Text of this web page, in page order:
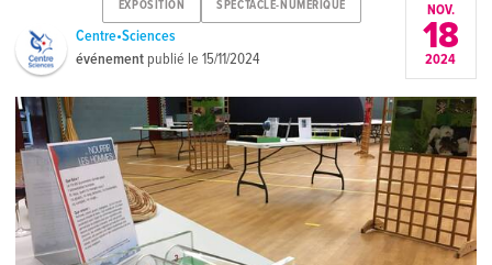
EXPOSITION SPECTACLE-NUMERIQUE
Centre•Sciences
événement publié le15/11/2024
NOV.
18
2024